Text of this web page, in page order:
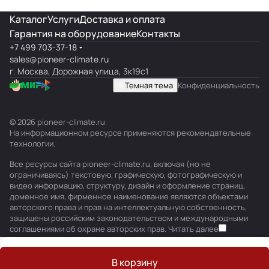
В корзину
КаталогУслугиДоставка и оплата
Гарантия на оборудованиеКонтакты
+7 499 703-37-18
sales@pioneer-climate.ru
г. Москва, Дорожная улица, 3к19с1
Темная тема Конфиденциальность
© 2026 pioneer-climate.ru
На информационном ресурсе применяются рекомендательные
технологии.
Все ресурсы сайта pioneer-climate.ru, включая (но не
ограничиваясь) текстовую, графическую, фотографическую и
видео информацию, структуру, дизайн и оформление страниц,
доменное имя, фирменное наименование являются объектами
авторского права и прав на интеллектуальную собственность,
защищены российским законодательством и международными
соглашениями об охране авторских прав. Читать далее